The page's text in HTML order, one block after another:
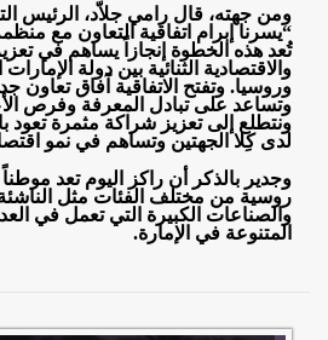
ومن جهته، قال رامي جلاّد، الرئيس
“يسرنا إبرام اتفاقية التعاون مع
تُعد هذه الخطوة إنجازاً يساهم في
والاقتصادية الثنائية بين دولة
وروسيا. وتفتح الاتفاقية آفاق تعاون
وتساعد على تبادل المعرفة وفرص
ونتطلع إلى تعزيز شراكة مثمرة تعود
لدى كِلا الجهتين وتساهم في نمو
روسية من مختلف الفئات مثل
والصناعات الكبيرة التي تعمل في
المتنوعة في الإمارة.